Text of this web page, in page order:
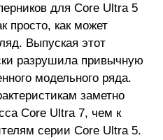
для Core Ultra 5
просто, как может
Выпуская этот
разрушила привычную
модельного ряда.
заметно
Core Ultra 7, чем к
серии Core Ultra 5.